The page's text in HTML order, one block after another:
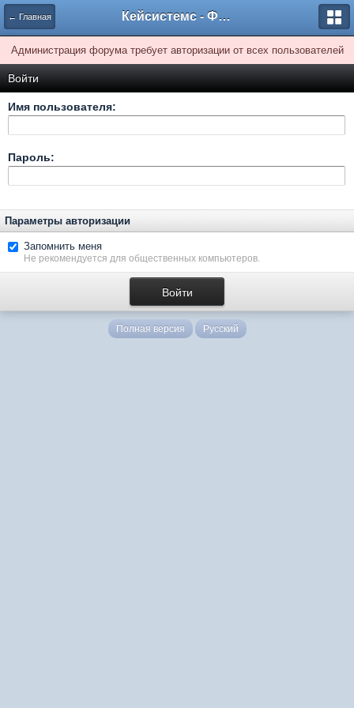
← Главная Кейсистемс - Форумы
Администрация форума требует авторизации от всех пользователей
Войти
Имя пользователя:
Пароль:
Параметры авторизации
Запомнить меня
Не рекомендуется для общественных компьютеров.
Полная версия Русский